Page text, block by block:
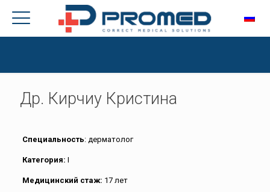
Др. Кирчиу Кристина
Специальность: дерматолог
Категория: I
Медицинский стаж: 17 лет